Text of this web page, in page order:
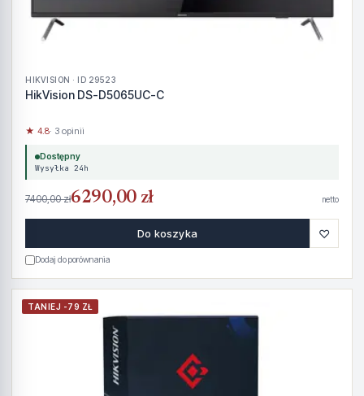
HIKVISION · ID 29523
HikVision DS-D5065UC-C
★ 4.8· 3 opinii
Dostępny
Wysyłka 24h
7400,00 zł6290,00 zł netto
Do koszyka ♡
Dodaj do porównania
TANIEJ -79 ZŁ